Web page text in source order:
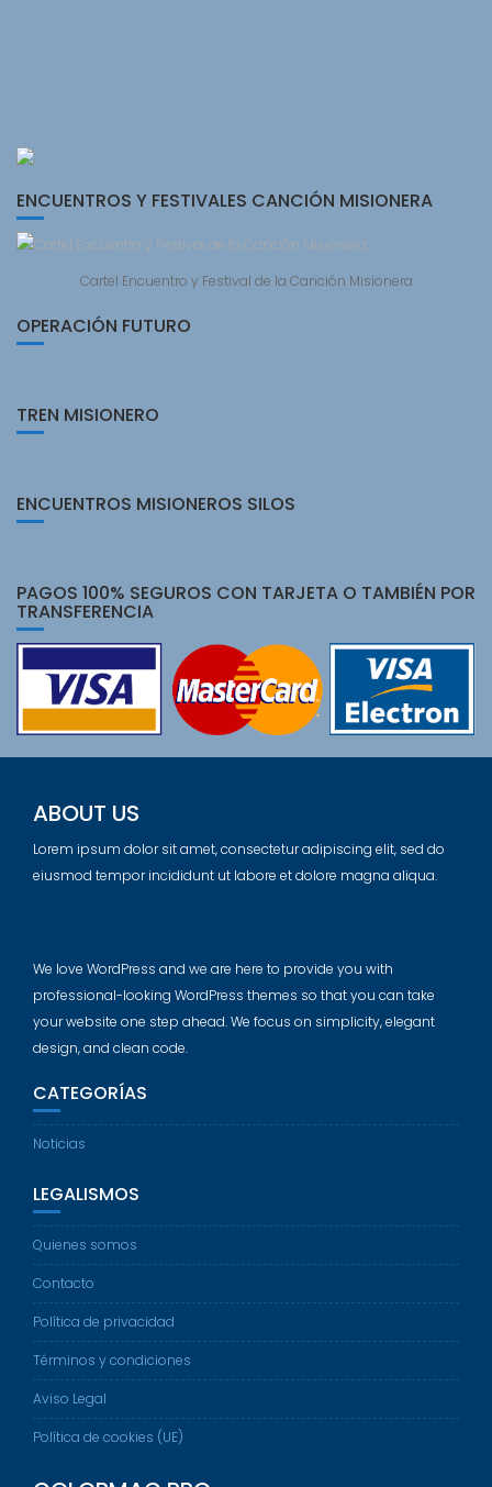
ENCUENTROS Y FESTIVALES CANCIÓN MISIONERA
Cartel Encuentro y Festival de la Canción Misionera
OPERACIÓN FUTURO
TREN MISIONERO
ENCUENTROS MISIONEROS SILOS
PAGOS 100% SEGUROS CON TARJETA O TAMBIÉN POR
TRANSFERENCIA
ABOUT US
Lorem ipsum dolor sit amet, consectetur adipiscing elit, sed do
eiusmod tempor incididunt ut labore et dolore magna aliqua.
We love WordPress and we are here to provide you with
professional-looking WordPress themes so that you can take
your website one step ahead. We focus on simplicity, elegant
design, and clean code.
CATEGORÍAS
Noticias
LEGALISMOS
Quienes somos
Contacto
Política de privacidad
Términos y condiciones
Aviso Legal
Política de cookies (UE)